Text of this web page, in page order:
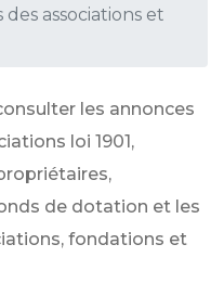
associations et
les annonces
loi 1901,
de dotation et les
fondations et